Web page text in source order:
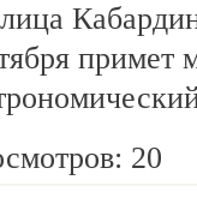
примет
20